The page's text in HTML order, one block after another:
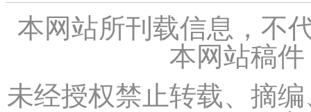
本网站所刊载信息，不
本网站稿
未经授权禁止转载、摘